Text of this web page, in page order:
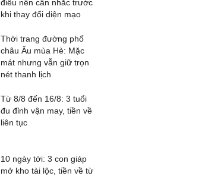
điều nên cân nhắc trước
khi thay đổi diện mạo
Thời trang đường phố
châu Âu mùa Hè: Mặc
mát nhưng vẫn giữ trọn
nét thanh lịch
Từ 8/8 đến 16/8: 3 tuổi
đu đỉnh vận may, tiền về
liên tục
10 ngày tới: 3 con giáp
mở kho tài lộc, tiền về từ